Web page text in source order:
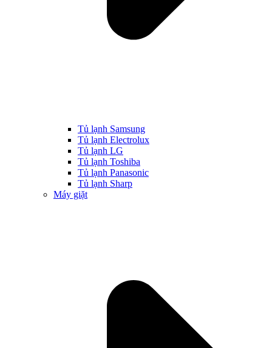
Tủ lạnh Samsung
Tủ lạnh Electrolux
Tủ lạnh LG
Tủ lạnh Toshiba
Tủ lạnh Panasonic
Tủ lạnh Sharp
Máy giặt